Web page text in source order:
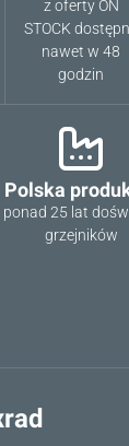
z oferty ON
STOCK
nawet w 48
godzin
Polska
25 lat
grzejników